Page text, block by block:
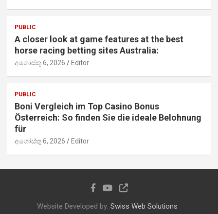
PUBLIC
A closer look at game features at the best
horse racing betting sites Australia:
අගෝස්තු 6, 2026 Editor
PUBLIC
Boni Vergleich im Top Casino Bonus
Österreich: So finden Sie die ideale Belohnung
für
අගෝස්තු 6, 2026 Editor
Website Developed by: Swiss Web Solutions